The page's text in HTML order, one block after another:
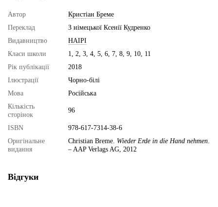
Автор
Кристіан Бреме
Переклад
З німецької Ксенії Кудренко
Видавництво
НАІРІ
Класи школи
1, 2, 3, 4, 5, 6, 7, 8, 9, 10, 11
Рік публікації
2018
Ілюстрації
Чорно-білі
Мова
Російська
Кількість
сторінок
96
ISBN
978-617-7314-38-6
Оригінальне
видання
Christian Breme. Wieder Erde in die Hand nehmen
– AAP Verlags AG, 2012
Відгуки